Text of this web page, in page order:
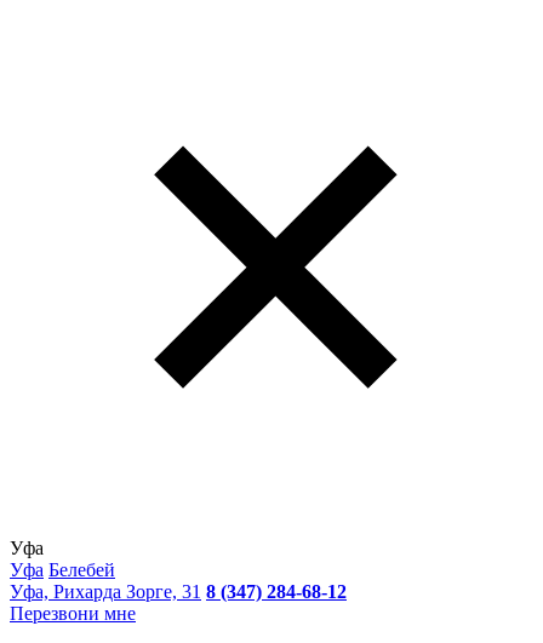
Уфа
Уфа Белебей
Уфа, Рихарда Зорге, 31 8 (347) 284-68-12
Перезвони мне